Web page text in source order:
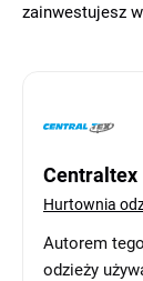
zainwestujesz
Centraltex
Hurtownia
Autorem
odzieży